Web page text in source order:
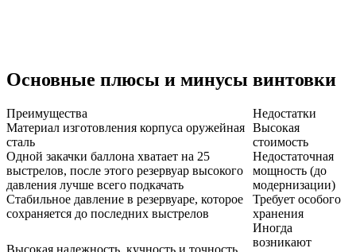
Основные плюсы и минусы винтовки
Преимущества
Недостатки
Материал изготовления корпуса оружейная
сталь
Высокая
стоимость
Одной закачки баллона хватает на 25
выстрелов, после этого резервуар высокого
давления лучше всего подкачать
Недостаточная
мощность (до
модернизации)
Стабильное давление в резервуаре, которое
сохраняется до последних выстрелов
Требует особого
хранения
Высокая надежность, кучность и точность
Иногда
возникают